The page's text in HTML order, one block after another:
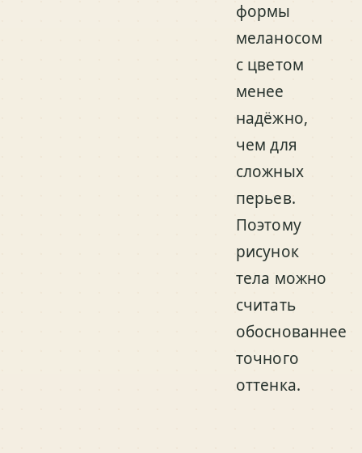
формы
меланосом
с цветом
менее
надёжно,
чем для
сложных
перьев.
Поэтому
рисунок
тела можно
считать
обоснованнее
точного
оттенка.